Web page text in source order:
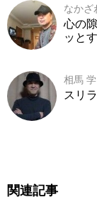
なかざ
心の
ッと
相馬 学
スリ
関連記事